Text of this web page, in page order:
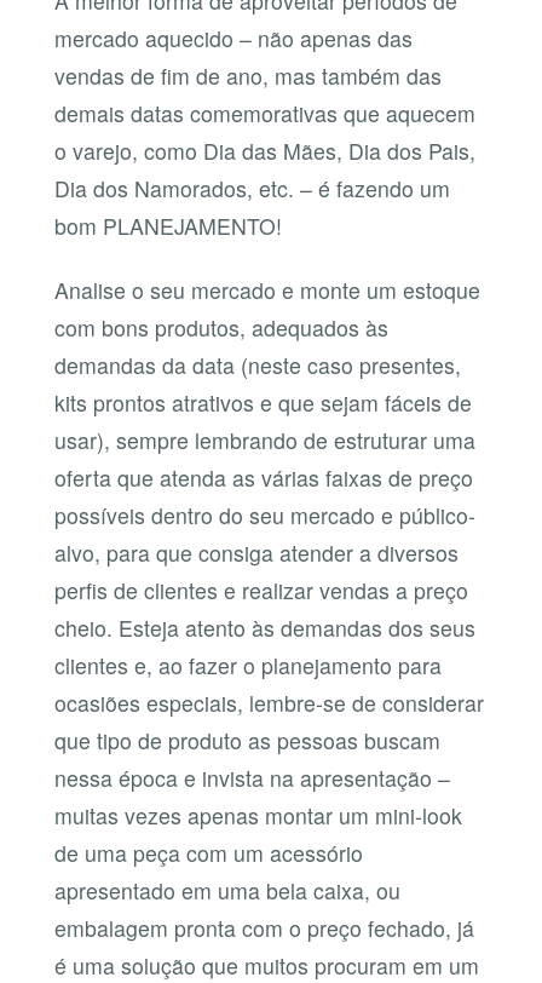
mercado aquecido – não apenas das
vendas de fim de ano, mas também das
demais datas comemorativas que aquecem
o varejo, como Dia das Mães, Dia dos Pais,
Dia dos Namorados, etc. – é fazendo um
bom PLANEJAMENTO!
Analise o seu mercado e monte um estoque
com bons produtos, adequados às
demandas da data (neste caso presentes,
kits prontos atrativos e que sejam fáceis de
usar), sempre lembrando de estruturar uma
oferta que atenda as várias faixas de preço
possíveis dentro do seu mercado e público-
alvo, para que consiga atender a diversos
perfis de clientes e realizar vendas a preço
cheio. Esteja atento às demandas dos seus
clientes e, ao fazer o planejamento para
ocasiões especiais, lembre-se de considerar
que tipo de produto as pessoas buscam
nessa época e invista na apresentação –
muitas vezes apenas montar um mini-look
de uma peça com um acessório
apresentado em uma bela caixa, ou
embalagem pronta com o preço fechado, já
é uma solução que muitos procuram em um